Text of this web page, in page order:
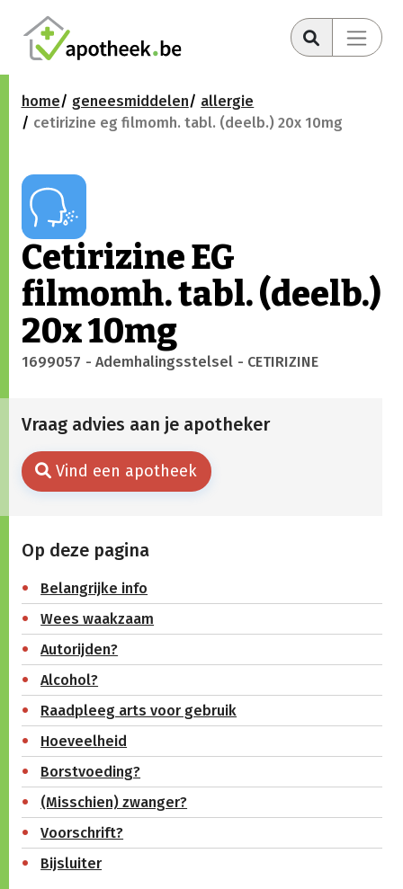
home geneesmiddelen
allergie
cetirizine eg filmomh. tabl. (deelb.) 20x 10mg
Cetirizine EG
filmomh. tabl. (deelb.)
20x 10mg
1699057 - Ademhalingsstelsel - CETIRIZINE
Vraag advies aan je apotheker
Vind een apotheek
Op deze pagina
Belangrijke info
Wees waakzaam
Autorijden?
Alcohol?
Raadpleeg arts voor gebruik
Hoeveelheid
Borstvoeding?
(Misschien) zwanger?
Voorschrift?
Bijsluiter